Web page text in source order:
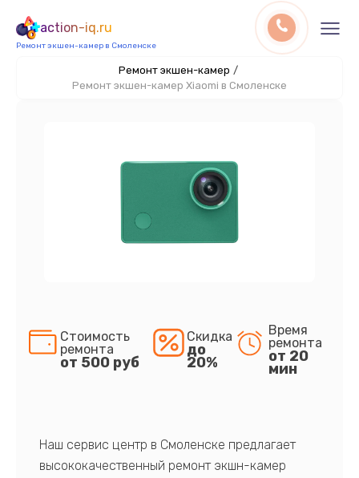
action-iq.ru
Ремонт экшен-камер в Смоленске
Ремонт экшен-камер /
Ремонт экшен-камер Xiaomi в Смоленске
Стоимость
ремонта
от 500 руб
Скидка
до
20%
Время
ремонта
от 20
мин
Наш сервис центр в Смоленске предлагает
высококачественный ремонт экшн-камер